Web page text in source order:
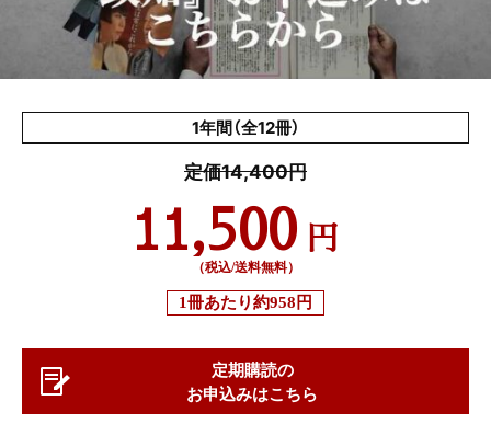
1年間（全12冊）
定価14,400円
11,500 円
（税込/送料無料）
1冊あたり約958円
定期購読の
お申込みはこちら